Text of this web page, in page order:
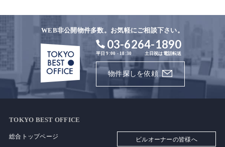
WEB非公開物件多数。お気軽にご相談下さい。
03-6264-1890
平日 9:00 - 18:30 土日祝は電話転送
物件探しを依頼
TOKYO BEST OFFICE
総合トップページ ビルオーナーの皆様へ